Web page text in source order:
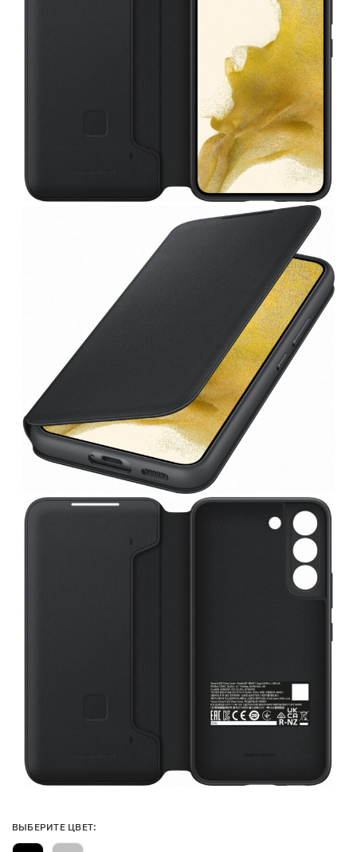
ВЫБЕРИТЕ ЦВЕТ: